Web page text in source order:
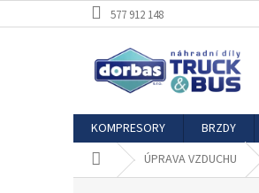
na
577 912 148
KOMPRESORY BRZDY
Domů ÚPRAVA VZDUCHU